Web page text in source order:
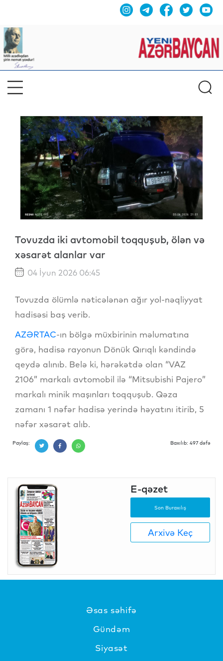
Tovuzda iki avtomobil toqquşub, ölən və
xəsarət alanlar var
04 İyun 2026 06:45
Tovuzda ölümlə nəticələnən ağır yol-nəqliyyat
hadisəsi baş verib.
AZƏRTAC-ın bölgə müxbirinin məlumatına
görə, hadisə rayonun Dönük Qırıqlı kəndində
qeydə alınıb. Belə ki, hərəkətdə olan “VAZ
2106” markalı avtomobil ilə “Mitsubishi Pajero”
markalı minik maşınları toqquşub. Qəza
zamanı 1 nəfər hadisə yerində həyatını itirib, 5
nəfər xəsarət alıb.
Paylaş: Baxılıb: 497 dəfə
E-qəzet
Son Buraxılış
Arxivə Keç
Əsas səhifə
Gündəm
Siyasət